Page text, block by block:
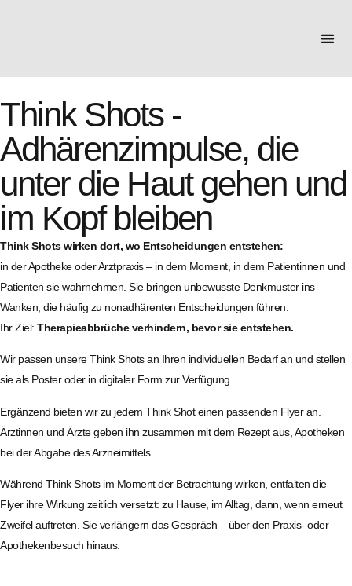
Think Shots -
Adhärenzimpulse, die
unter die Haut gehen und
im Kopf bleiben
Think Shots wirken dort, wo Entscheidungen entstehen:
in der Apotheke oder Arztpraxis – in dem Moment, in dem Patientinnen und
Patienten sie wahrnehmen. Sie bringen unbewusste Denkmuster ins
Wanken, die häufig zu nonadhärenten Entscheidungen führen.
Ihr Ziel: Therapieabbrüche verhindern, bevor sie entstehen.
Wir passen unsere Think Shots an Ihren individuellen Bedarf an und stellen
sie als Poster oder in digitaler Form zur Verfügung.
Ergänzend bieten wir zu jedem Think Shot einen passenden Flyer an.
Ärztinnen und Ärzte geben ihn zusammen mit dem Rezept aus, Apotheken
bei der Abgabe des Arzneimittels.
Während Think Shots im Moment der Betrachtung wirken, entfalten die
Flyer ihre Wirkung zeitlich versetzt: zu Hause, im Alltag, dann, wenn erneut
Zweifel auftreten. Sie verlängern das Gespräch – über den Praxis- oder
Apothekenbesuch hinaus.